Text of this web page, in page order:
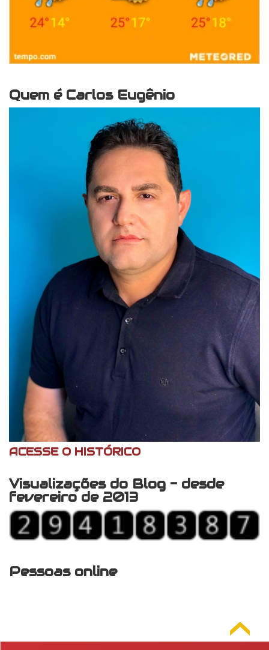
Quem é Carlos Eugênio
ACESSE O HISTÓRICO
Visualizações do Blog - desde
fevereiro de 2013
Pessoas online